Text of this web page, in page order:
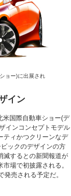
ョー)に出展され
イン
国際自動車ショー(デ
インコンセプトモデル
ティかつクリーンなデ
ックのデザインの方
滅するとの新聞報道が
場で初披露される。
売される予定だ。